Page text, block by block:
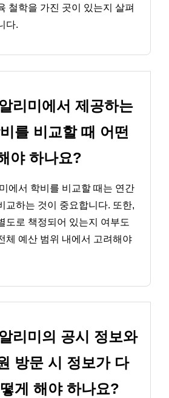
철학을 가진 곳이 있는지 살펴
다.
리미에서 제공하는
를 비교할 때 어떤
야 하나요?
에서 학비를 비교할 때는 연간
교하는 것이 중요합니다. 또한,
도로 책정되어 있는지 여부도
체 예산 범위 내에서 고려해야
리미의 공시 정보와
방문 시 정보가 다
게 해야 하나요?